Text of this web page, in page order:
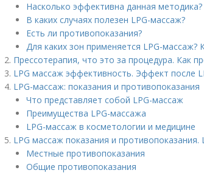
Насколько эффективна данная методика?
В каких случаях полезен LPG-массаж?
Есть ли противопоказания?
Для каких зон применяется LPG-массаж?
Прессотерапия, что это за процедура. Как
LPG массаж эффективность. Эффект после
LPG-массаж: показания и противопоказания
Что представляет собой LPG-массаж
Преимущества LPG-массажа
LPG-массаж в косметологии и медицине
LPG массаж показания и
Местные противопоказания
Общие противопоказания